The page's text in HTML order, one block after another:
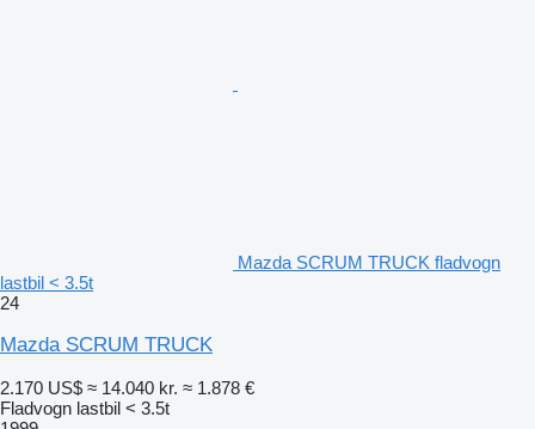
Mazda SCRUM TRUCK fladvogn
lastbil < 3.5t
24
Mazda SCRUM TRUCK
2.170 US$ ≈ 14.040 kr. ≈ 1.878 €
Fladvogn lastbil < 3.5t